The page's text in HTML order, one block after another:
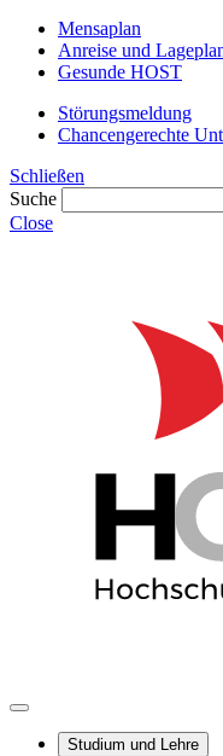
Mensaplan
Anreise und
Gesunde HOST
Störungsmeldung
Chancengerechte
Schließen
Suche
Close
Studium und Lehre